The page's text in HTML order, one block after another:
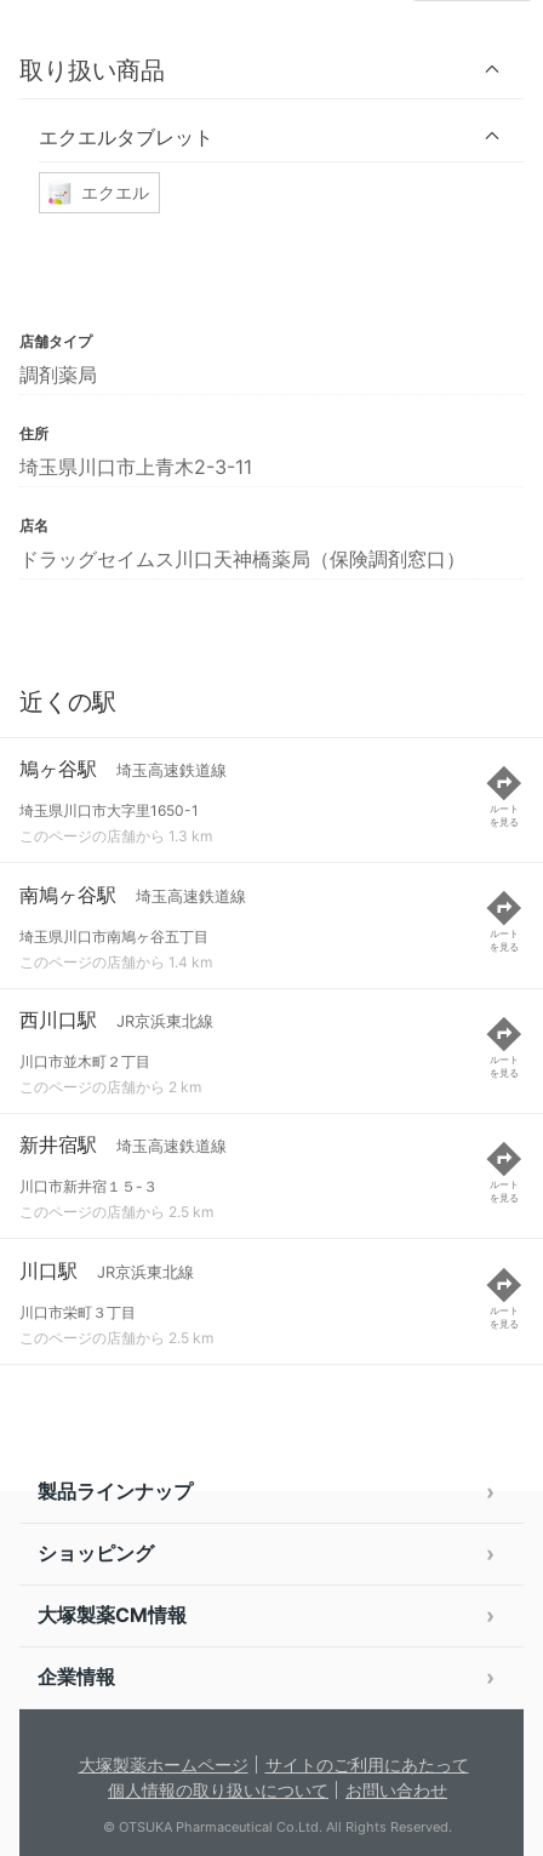
取り扱い商品
エクエルタブレット
エクエル
店舗タイプ
調剤薬局
住所
埼玉県川口市上青木2-3-11
店名
ドラッグセイムス川口天神橋薬局（保険調剤窓口）
近くの駅
鳩ヶ谷駅 埼玉高速鉄道線
埼玉県川口市大字里1650-1
このページの店舗から 1.3 km
ルート
を見る
南鳩ヶ谷駅 埼玉高速鉄道線
埼玉県川口市南鳩ヶ谷五丁目
このページの店舗から 1.4 km
ルート
を見る
西川口駅 JR京浜東北線
川口市並木町２丁目
このページの店舗から 2 km
ルート
を見る
新井宿駅 埼玉高速鉄道線
川口市新井宿１５-３
このページの店舗から 2.5 km
ルート
を見る
川口駅 JR京浜東北線
川口市栄町３丁目
このページの店舗から 2.5 km
ルート
を見る
製品ラインナップ
ショッピング
大塚製薬CM情報
企業情報
大塚製薬ホームページ
サイトのご利用にあたって
個人情報の取り扱いについて
お問い合わせ
© OTSUKA Pharmaceutical Co.Ltd. All Rights Reserved.